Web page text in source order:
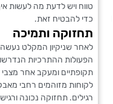
טווח ויש לדעת מה לעשות
כדי להבטיח זאת.
תחזוקה ותמיכה
לאחר שניקיון המקלט
הפעולות ההתרכיות
תקופתיים ומעקב אחר
לקוחות מזוהמים רחבי
רגילים. תחזוקה נכונה